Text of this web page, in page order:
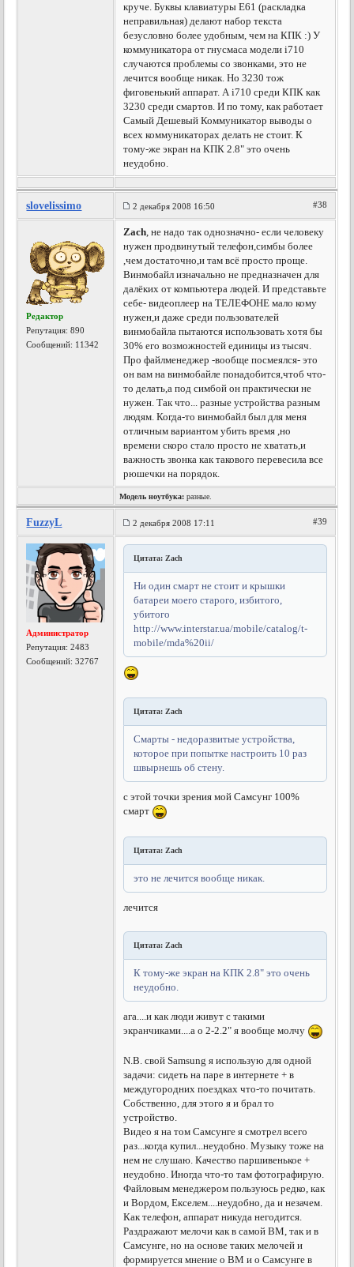
круче. Буквы клавиатуры Е61 (раскладка
неправильная) делают набор текста
безусловно более удобным, чем на КПК :) У
коммуникатора от гнусмаса модели i710
случаются проблемы со звонками, это не
лечится вообще никак. Но 3230 тож
фиговенький аппарат. А i710 среди КПК как
3230 среди смартов. И по тому, как работает
Самый Дешевый Коммуникатор выводы о
всех коммуникаторах делать не стоит. К
тому-же экран на КПК 2.8" это очень
неудобно.
slovelissimo 2 декабря 2008 16:50 #38
Редактор
Репутация:890
Сообщений: 11342
Zach, не надо так однозначно- если человеку
нужен продвинутый телефон,симбы более
,чем достаточно,и там всё просто проще.
Винмобайл изначально не предназначен для
далёких от компьютера людей. И представьте
себе- видеоплеер на ТЕЛЕФОНЕ мало кому
нужен,и даже среди пользователей
винмобайла пытаются использовать хотя бы
30% его возможностей единицы из тысяч.
Про файлменеджер -вообще посмеялся- это
он вам на винмобайле понадобится,чтоб что-
то делать,а под симбой он практически не
нужен. Так что... разные устройства разным
людям. Когда-то винмобайл был для меня
отличным вариантом убить время ,но
времени скоро стало просто не хватать,и
важность звонка как такового перевесила все
рюшечки на порядок.
Модель ноутбука: разные.
FuzzyL 2 декабря 2008 17:11 #39
Администратор
Репутация:2483
Сообщений: 32767
Цитата: Zach
Ни один смарт не стоит и крышки
батареи моего старого, избитого,
убитого
http://www.interstar.ua/mobile/catalog/t-
mobile/mda%20ii/
Цитата: Zach
Смарты - недоразвитые устройства,
которое при попытке настроить 10 раз
швырнешь об стену.
с этой точки зрения мой Самсунг 100%
смарт
Цитата: Zach
это не лечится вообще никак.
лечится
Цитата: Zach
К тому-же экран на КПК 2.8" это очень
неудобно.
ага....и как люди живут с такими
экранчиками....а о 2-2.2" я вообще молчу
N.B. свой Samsung я использую для одной
задачи: сидеть на паре в интернете + в
междугородних поездках что-то почитать.
Собственно, для этого я и брал то
устройство.
Видео я на том Самсунге я смотрел всего
раз...когда купил...неудобно. Музыку тоже на
нем не слушаю. Качество паршивенькое +
неудобно. Иногда что-то там фотографирую.
Файловым менеджером пользуюсь редко, как
и Вордом, Екселем....неудобно, да и незачем.
Как телефон, аппарат никуда негодится.
Раздражают мелочи как в самой ВМ, так и в
Самсунге, но на основе таких мелочей и
формируется мнение о ВМ и о Самсунге в